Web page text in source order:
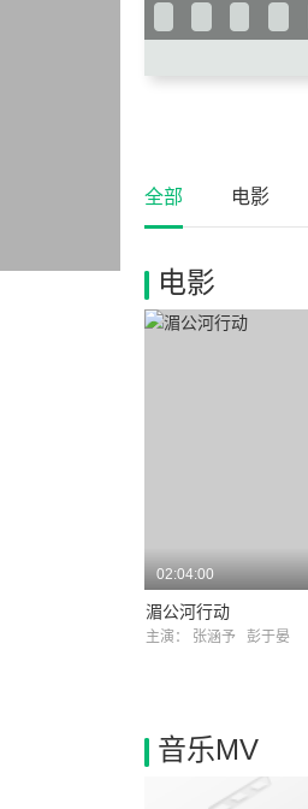
全部 电影
电影
02:04:00
湄公河行动
主演： 张涵予 彭于晏
音乐MV